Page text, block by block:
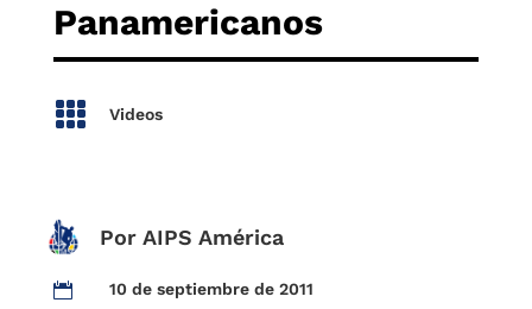
Panamericanos
 Videos
Por AIPS América
 10 de septiembre de 2011